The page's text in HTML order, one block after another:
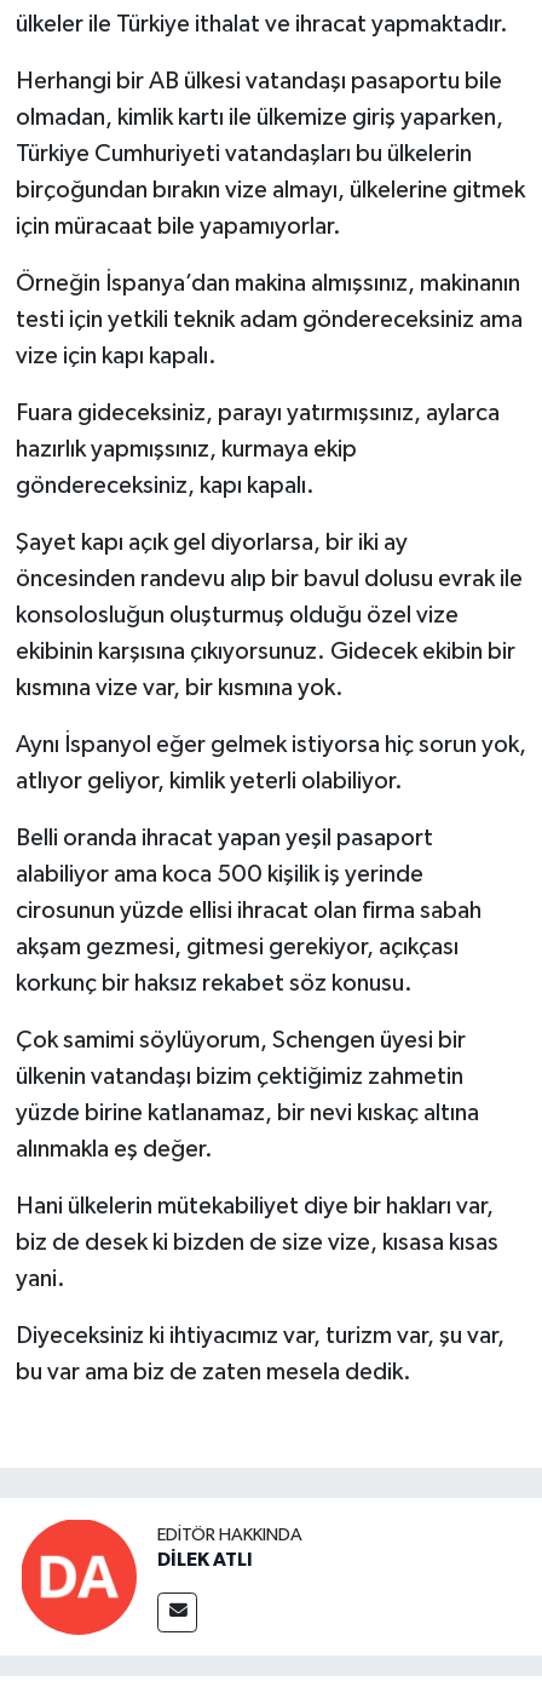
ülkeler ile Türkiye ithalat ve ihracat yapmaktadır.
Herhangi bir AB ülkesi vatandaşı pasaportu bile
olmadan, kimlik kartı ile ülkemize giriş yaparken,
Türkiye Cumhuriyeti vatandaşları bu ülkelerin
birçoğundan bırakın vize almayı, ülkelerine gitmek
için müracaat bile yapamıyorlar.
Örneğin İspanya’dan makina almışsınız, makinanın
testi için yetkili teknik adam göndereceksiniz ama
vize için kapı kapalı.
Fuara gideceksiniz, parayı yatırmışsınız, aylarca
hazırlık yapmışsınız, kurmaya ekip
göndereceksiniz, kapı kapalı.
Şayet kapı açık gel diyorlarsa, bir iki ay
öncesinden randevu alıp bir bavul dolusu evrak ile
konsolosluğun oluşturmuş olduğu özel vize
ekibinin karşısına çıkıyorsunuz. Gidecek ekibin bir
kısmına vize var, bir kısmına yok.
Aynı İspanyol eğer gelmek istiyorsa hiç sorun yok,
atlıyor geliyor, kimlik yeterli olabiliyor.
Belli oranda ihracat yapan yeşil pasaport
alabiliyor ama koca 500 kişilik iş yerinde
cirosunun yüzde ellisi ihracat olan firma sabah
akşam gezmesi, gitmesi gerekiyor, açıkçası
korkunç bir haksız rekabet söz konusu.
Çok samimi söylüyorum, Schengen üyesi bir
ülkenin vatandaşı bizim çektiğimiz zahmetin
yüzde birine katlanamaz, bir nevi kıskaç altına
alınmakla eş değer.
Hani ülkelerin mütekabiliyet diye bir hakları var,
biz de desek ki bizden de size vize, kısasa kısas
yani.
Diyeceksiniz ki ihtiyacımız var, turizm var, şu var,
bu var ama biz de zaten mesela dedik.
EDITÖR HAKKINDA
DİLEK ATLI